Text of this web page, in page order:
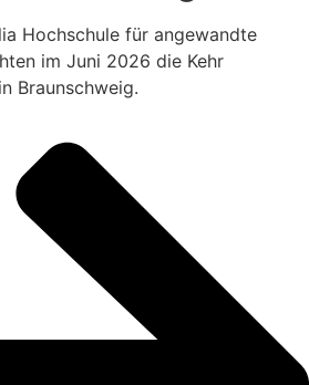
Hochschule für angewandte
im Juni 2026 die Kehr
Braunschweig.